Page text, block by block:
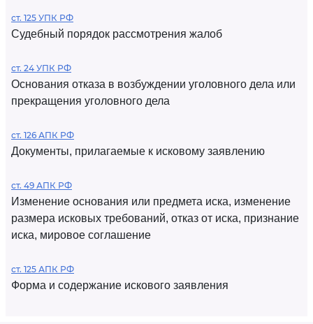
ст. 125 УПК РФ
Судебный порядок рассмотрения жалоб
ст. 24 УПК РФ
Основания отказа в возбуждении уголовного дела или
прекращения уголовного дела
ст. 126 АПК РФ
Документы, прилагаемые к исковому заявлению
ст. 49 АПК РФ
Изменение основания или предмета иска, изменение
размера исковых требований, отказ от иска, признание
иска, мировое соглашение
ст. 125 АПК РФ
Форма и содержание искового заявления